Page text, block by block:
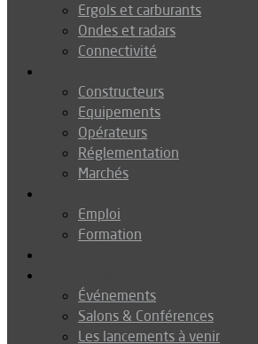
Ergols et carburants
Ondes et radars
Connectivité
Constructeurs
Equipements
Opérateurs
Réglementation
Marchés
Emploi
Formation
Événements
Salons & Conférences
Les lancements à venir